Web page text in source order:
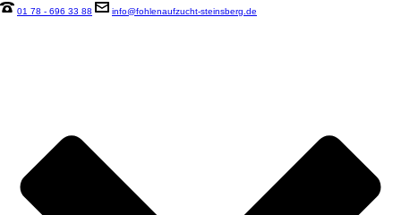
01 78 - 696 33 88 info@fohlenaufzucht-steinsberg.de